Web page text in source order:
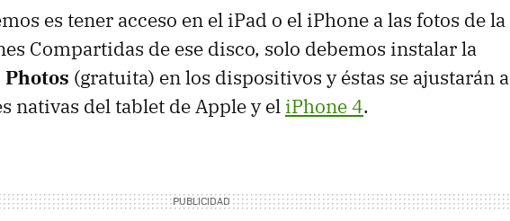
es tener acceso en el iPad o el iPhone a las fotos de la
Compartidas de ese disco, solo debemos instalar la
Photos (gratuita) en los dispositivos y éstas se ajustarán a
nativas del tablet de Apple y el iPhone 4.